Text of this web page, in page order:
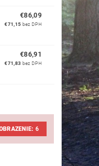
€86,09
€71,15 bez DPH
€86,91
€71,83 bez DPH
6